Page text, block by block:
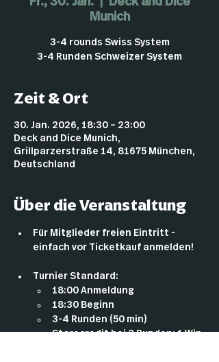
Munich
3-4 rounds Swiss System
3-4 Runden Schweizer System
Zeit & Ort
30. Jan. 2026, 18:30 – 23:00
Deck and Dice Munich,
Grillparzerstraße 14, 81675 München,
Deutschland
Über die Veranstaltung
Für Mitglieder freien Eintritt -
einfach vor Ticketkauf anmelden!
Turnier Standard:
18:00 Anmeldung
18:30 Beginn
3-4 Runden (50 min)
Storecredit bei 3 Runden: 1 Win